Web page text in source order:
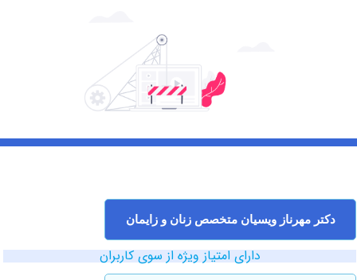
‏مهرناز ‏ویسیان متخصص زنان و زایمان
دارای امتیاز ویژه از سوی کاربران